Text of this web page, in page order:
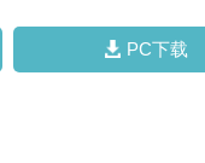
PC下载